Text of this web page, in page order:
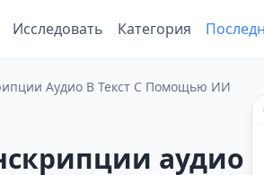
Исследовать Категория
Аудио В Текст С Помощью ИИ
аудио